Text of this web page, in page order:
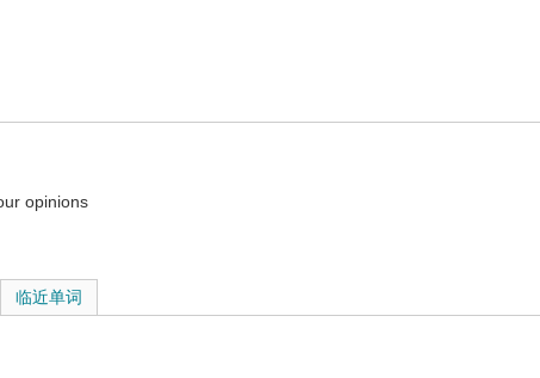
译是什么意思，词典释义与在线翻译：
opinions
料：
临近单词